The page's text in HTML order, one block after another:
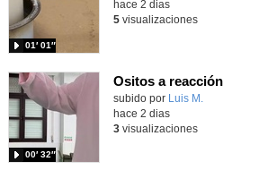
01′ 01″
hace 2 dias
5visualizaciones
Ositos a reacción
Contenido educativo.
subido por Luis M.
00′ 32″
hace 2 dias
3visualizaciones